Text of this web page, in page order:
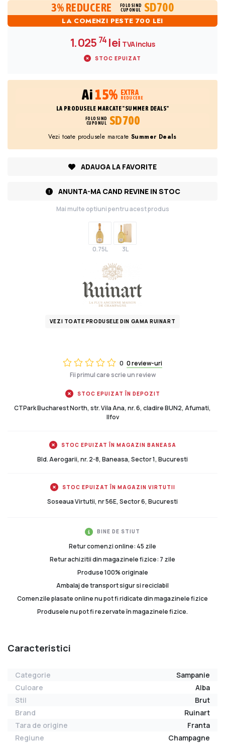
0 0 review-uri
Fii primul care scrie un review
STOC EPUIZAT ÎN DEPOZIT
CTPark Bucharest North, str. Vila Ana, nr. 6, cladire BUN2, Afumati,
Ilfov
STOC EPUIZAT ÎN MAGAZIN BANEASA
Bld. Aerogarii, nr. 2-8, Baneasa, Sector 1, Bucuresti
STOC EPUIZAT ÎN MAGAZIN VIRTUTII
Soseaua Virtutii, nr 56E, Sector 6, Bucuresti
BINE DE STIUT
Retur comenzi online: 45 zile
Retur achizitii din magazinele fizice: 7 zile
Produse 100% originale
Ambalaj de transport sigur si reciclabil
Comenzile plasate online nu pot fi ridicate din magazinele fizice
Produsele nu pot fi rezervate în magazinele fizice.
3% REDUCERE
FOLOSIND
CUPONUL
SD700
LA COMENZI PESTE 700 LEI
1.025 74 lei TVA inclus
STOC EPUIZAT
Ai15% EXTRA
REDUCERE
LA PRODUSELE MARCATE "SUMMER DEALS"
FOLOSIND
CUPONUL
SD700
Vezi toate produsele marcate Summer Deals
ADAUGA LA FAVORITE
ANUNTA-MA CAND REVINE IN STOC
Mai multe optiuni pentru acest produs
0.75L 3L
VEZI TOATE PRODUSELE DIN GAMA RUINART
Caracteristici
Categorie
Sampanie
Culoare
Alba
Stil
Brut
Brand
Ruinart
Tara de origine
Franta
Regiune
Champagne